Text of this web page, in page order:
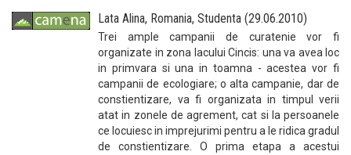
Lata Alina, Romania, Studenta (29.06.2010)
Trei ample campanii de curatenie vor fi
organizate in zona lacului Cincis: una va avea loc
in primvara si una in toamna - acestea vor fi
campanii de ecologiare; o alta campanie, dar de
constientizare, va fi organizata in timpul verii
atat in zonele de agrement, cat si la persoanele
ce locuiesc in imprejurimi pentru a le ridica gradul
de constientizare. O prima etapa a acestui